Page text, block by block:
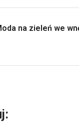
na zieleń we